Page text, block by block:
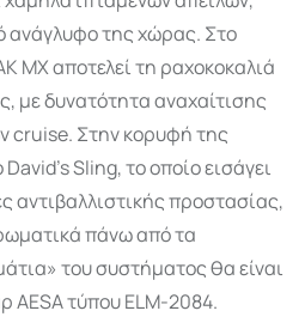
ανάγλυφο της χώρας. Στο
MX αποτελεί τη ραχοκοκαλιά
με δυνατότητα αναχαίτισης
cruise. Στην κορυφή της
Sling, το οποίο εισάγει
αντιβαλλιστικής προστασίας,
πάνω από τα
του συστήματος θα είναι
AESA τύπου ELM-2084.